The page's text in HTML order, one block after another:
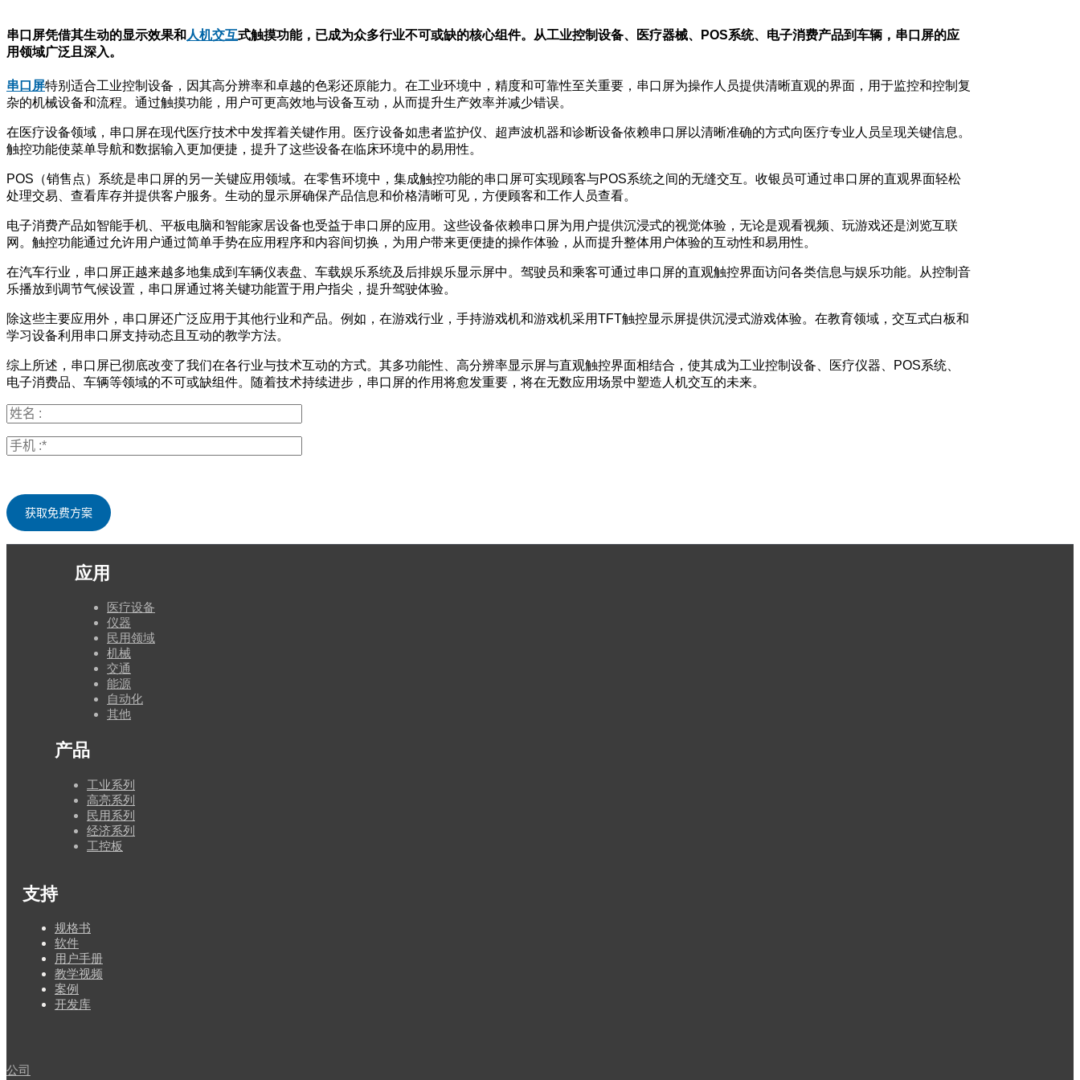
串口屏凭借其生动的显示效果和 人机交互式触摸功能，已成为众多行业不可或缺的核心组件。从工业控制设备、医疗器械、POS系统、电子消费产品到车辆，串口屏的应
用领域广泛且深入。
串口屏特别适合工业控制设备，因其高分辨率和卓越的色彩还原能力。在工业环境中，精度和可靠性至关重要，串口屏为操作人员提供清晰直观的界面，用于监控和控制复
杂的机械设备和流程。通过触摸功能，用户可更高效地与设备互动，从而提升生产效率并减少错误。
在医疗设备领域，串口屏在现代医疗技术中发挥着关键作用。医疗设备如患者监护仪、超声波机器和诊断设备依赖串口屏以清晰准确的方式向医疗专业人员呈现关键信息。
触控功能使菜单导航和数据输入更加便捷，提升了这些设备在临床环境中的易用性。
POS（销售点）系统是串口屏的另一关键应用领域。在零售环境中，集成触控功能的串口屏可实现顾客与POS系统之间的无缝交互。收银员可通过串口屏的直观界面轻松
处理交易、查看库存并提供客户服务。生动的显示屏确保产品信息和价格清晰可见，方便顾客和工作人员查看。
电子消费产品如智能手机、平板电脑和智能家居设备也受益于串口屏的应用。这些设备依赖串口屏为用户提供沉浸式的视觉体验，无论是观看视频、玩游戏还是浏览互联
网。触控功能通过允许用户通过简单手势在应用程序和内容间切换，为用户带来更便捷的操作体验，从而提升整体用户体验的互动性和易用性。
在汽车行业，串口屏正越来越多地集成到车辆仪表盘、车载娱乐系统及后排娱乐显示屏中。驾驶员和乘客可通过串口屏的直观触控界面访问各类信息与娱乐功能。从控制音
乐播放到调节气候设置，串口屏通过将关键功能置于用户指尖，提升驾驶体验。
除这些主要应用外，串口屏还广泛应用于其他行业和产品。例如，在游戏行业，手持游戏机和游戏机采用TFT触控显示屏提供沉浸式游戏体验。在教育领域，交互式白板和
学习设备利用串口屏支持动态且互动的教学方法。
综上所述，串口屏已彻底改变了我们在各行业与技术互动的方式。其多功能性、高分辨率显示屏与直观触控界面相结合，使其成为工业控制设备、医疗仪器、POS系统、
电子消费品、车辆等领域的不可或缺组件。随着技术持续进步，串口屏的作用将愈发重要，将在无数应用场景中塑造人机交互的未来。
应用
医疗设备
仪器
民用领域
机械
交通
能源
自动化
其他
产品
工业系列
高亮系列
民用系列
经济系列
工控板
支持
规格书
软件
用户手册
教学视频
案例
开发库
公司